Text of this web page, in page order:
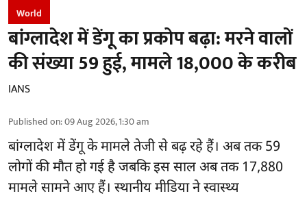
World
बांग्लादेश में डेंगू का प्रकोप बढ़ा: मरने वालों
की संख्या 59 हुई, मामले 18,000 के करीब
IANS
Published on:09 Aug 2026, 1:30 am
बांग्लादेश में डेंगू के मामले तेजी से बढ़ रहे हैं। अब तक 59
लोगों की मौत हो गई है जबकि इस साल अब तक 17,880
मामले सामने आए हैं। स्थानीय मीडिया ने स्वास्थ्य